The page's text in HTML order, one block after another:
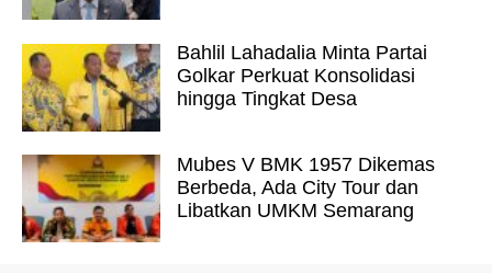
Bahlil Lahadalia Minta Partai
Golkar Perkuat Konsolidasi
hingga Tingkat Desa
Mubes V BMK 1957 Dikemas
Berbeda, Ada City Tour dan
Libatkan UMKM Semarang